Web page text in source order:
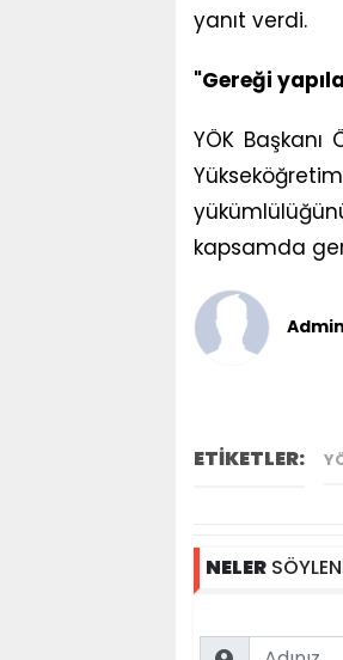
yanıt verdi.
"Gereği
YÖK Başkanı
kapsamda
Admin
ETİKETLER:
NELER
Name